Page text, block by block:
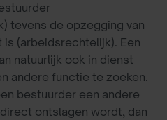
tevens de opzegging van
(arbeidsrechtelijk). Een
natuurlijk ook in dienst
andere functie te zoeken.
bestuurder een andere
ontslagen wordt, dan